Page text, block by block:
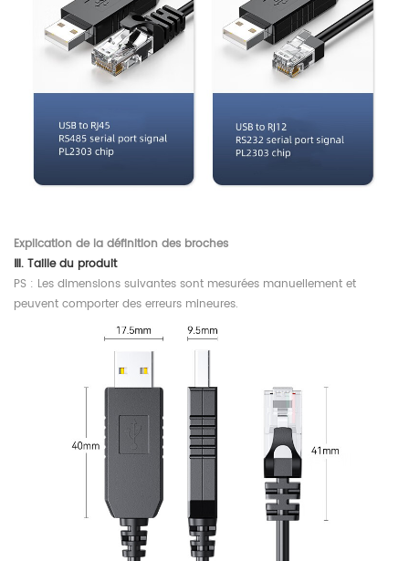
Explication de la définition des broches
Ⅲ. Taille du produit
PS : Les dimensions suivantes sont mesurées manuellement et
peuvent comporter des erreurs mineures.